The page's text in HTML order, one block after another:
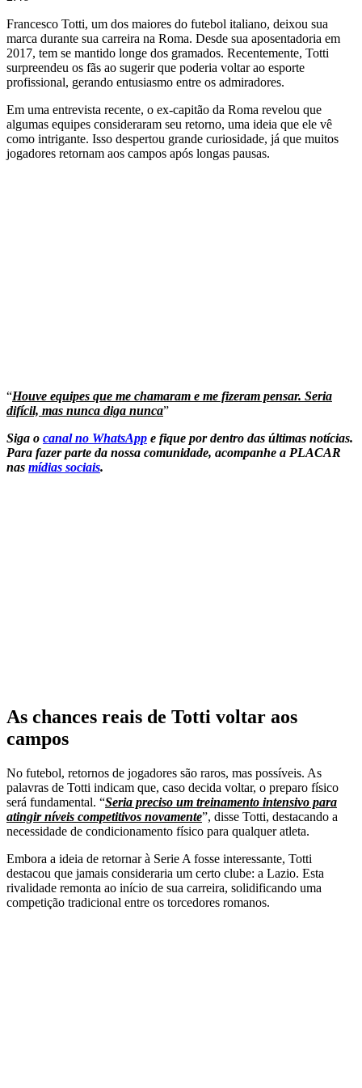
Francesco Totti, um dos maiores do futebol italiano, deixou sua
marca durante sua carreira na Roma. Desde sua aposentadoria em
2017, tem se mantido longe dos gramados. Recentemente, Totti
surpreendeu os fãs ao sugerir que poderia voltar ao esporte
profissional, gerando entusiasmo entre os admiradores.
Em uma entrevista recente, o ex-capitão da Roma revelou que
algumas equipes consideraram seu retorno, uma ideia que ele vê
como intrigante. Isso despertou grande curiosidade, já que muitos
jogadores retornam aos campos após longas pausas.
“Houve equipes que me chamaram e me fizeram pensar. Seria
difícil, mas nunca diga nunca”
Siga o canal no WhatsApp e fique por dentro das últimas notícias.
Para fazer parte da nossa comunidade, acompanhe a PLACAR
nas mídias sociais.
As chances reais de Totti voltar aos
campos
No futebol, retornos de jogadores são raros, mas possíveis. As
palavras de Totti indicam que, caso decida voltar, o preparo físico
será fundamental. “Seria preciso um treinamento intensivo para
atingir níveis competitivos novamente”, disse Totti, destacando a
necessidade de condicionamento físico para qualquer atleta.
Embora a ideia de retornar à Serie A fosse interessante, Totti
destacou que jamais consideraria um certo clube: a Lazio. Esta
rivalidade remonta ao início de sua carreira, solidificando uma
competição tradicional entre os torcedores romanos.